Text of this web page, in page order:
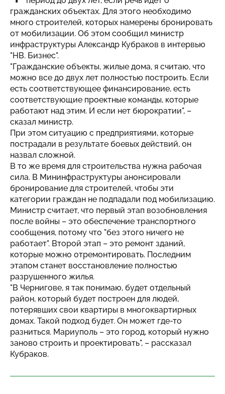
гражданских объектах. Для этого необходимо
много строителей, которых намерены бронировать
от мобилизации. Об этом сообщил министр
инфраструктуры Александр Кубраков в интервью
"НВ. Бизнес".
"Гражданские объекты, жилые дома, я считаю, что
можно все до двух лет полностью построить. Если
есть соответствующее финансирование, есть
соответствующие проектные команды, которые
работают над этим. И если нет бюрократии", –
сказал министр.
При этом ситуацию с предприятиями, которые
пострадали в результате боевых действий, он
назвал сложной.
В то же время для строительства нужна рабочая
сила. В Мининфраструктуры анонсировали
бронирование для строителей, чтобы эти
категории граждан не подпадали под мобилизацию.
Министр считает, что первый этап возобновления
после войны – это обеспечение транспортного
сообщения, потому что "без этого ничего не
работает". Второй этап – это ремонт зданий,
которые можно отремонтировать. Последним
этапом станет восстановление полностью
разрушенного жилья.
"В Чернигове, я так понимаю, будет отдельный
район, который будет построен для людей,
потерявших свои квартиры в многоквартирных
домах. Такой подход будет. Он может где-то
разниться. Мариуполь – это город, который нужно
заново строить и проектировать", – рассказал
Кубраков.